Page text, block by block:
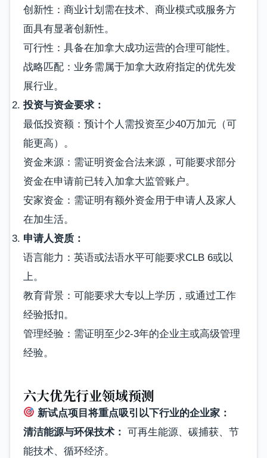
创新性：商业计划需在技术、商业模式或服务方
面具有显著创新性。
可行性：具备在加拿大成功运营的合理可能性。
战略匹配：业务需属于加拿大政府指定的优先发
展行业。
投资与资金要求：
最低投资额：预计个人需投资至少40万加元（可
能更高）。
资金来源：需证明资金合法来源，可能要求部分
资金在申请前已转入加拿大监管账户。
安家资金：需证明有额外资金用于申请人及家人
在加生活。
申请人资质：
语言能力：英语或法语水平可能要求CLB 6或以
上。
教育背景：可能要求大专以上学历，或通过工作
经验抵扣。
管理经验：需证明至少2-3年的企业主或高级管理
经验。
六大优先行业领域预测
新试点项目将重点吸引以下行业的企业家：
清洁能源与环保技术： 可再生能源、碳捕获、节
能技术、循环经济。